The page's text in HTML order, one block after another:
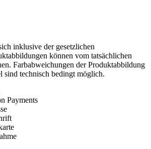
inklusive der gesetzlichen
können vom tatsächlichen
Farbabweichungen der Produktabbildung
sind technisch bedingt möglich.